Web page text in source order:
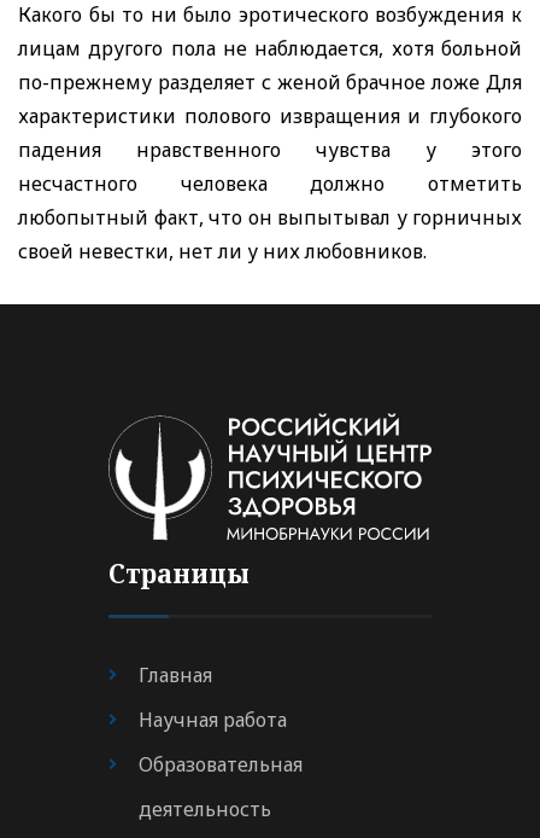
Какого бы то ни было эротического возбуждения к
лицам другого пола не наблюдается, хотя больной
по-прежнему разделяет с женой брачное ложе Для
характеристики полового извращения и глубокого
падения нравственного чувства у этого
несчастного человека должно отметить
любопытный факт, что он выпытывал у горничных
своей невестки, нет ли у них любовников.
Страницы
Главная
Научная работа
Образовательная
деятельность